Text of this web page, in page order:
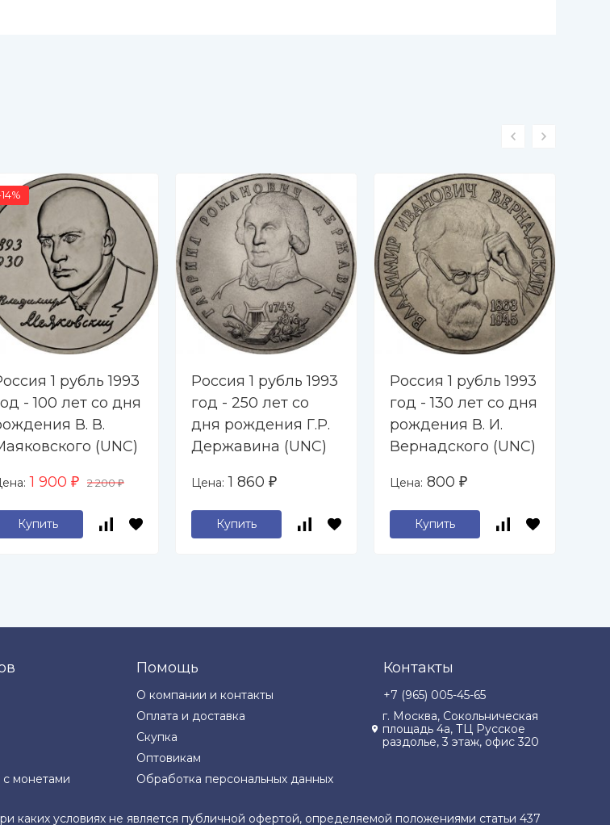
1 рубль 1993
- 100 лет со дня
В. В.
(UNC)
1 900 ₽ 2 200₽
Купить
Россия 1 рубль 1993
год - 250 лет со
дня рождения Г.Р.
Державина (UNC)
Цена: 1 860 ₽
Купить
Россия 1 рубль 1993
год - 130 лет со дня
рождения В. И.
Вернадского (UNC)
Цена: 800 ₽
Купить
монетами
Помощь
О компании и контакты
Оплата и доставка
Скупка
Оптовикам
Обработка персональных данных
Контакты
+7 (965) 005-45-65
г. Москва, Сокольническая
площадь 4а, ТЦ Русское
раздолье, 3 этаж, офис 320
каких условиях не является публичной офертой, определяемой положениями статьи 437